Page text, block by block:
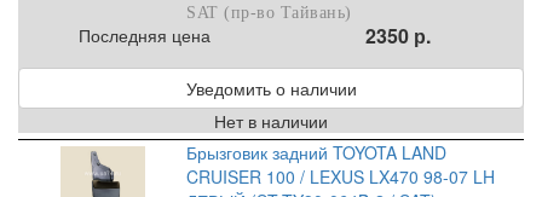
SAT (пр-во Тайвань)
Последняя цена 2350 р.
Уведомить о наличии
Нет в наличии
Брызговик задний TOYOTA LAND
CRUISER 100 / LEXUS LX470 98-07 LH